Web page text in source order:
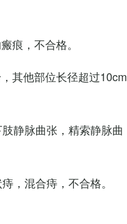
痕，不合格。
其他部位长径超过10cm
静脉曲张，精索静脉曲
，混合痔，不合格。